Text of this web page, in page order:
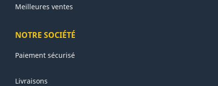
Meilleures ventes
NOTRE SOCIÉTÉ
Paiement sécurisé
Livraisons